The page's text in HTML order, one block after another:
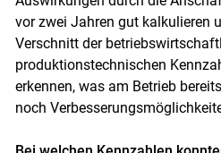
vor zwei Jahren gut kalkulieren
Verschnitt der
produktionstechnischen
erkennen, was am Betrieb
noch